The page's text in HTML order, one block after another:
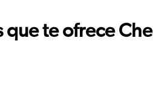
te ofrece